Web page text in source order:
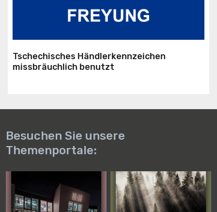
Tschechisches Händlerkennzeichen
missbräuchlich benutzt
Besuchen Sie unsere
Themenportale: